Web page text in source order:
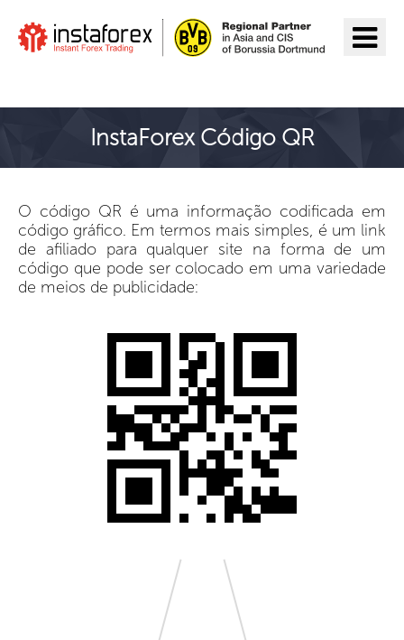
InstaForex Código QR
O código QR é uma informação codificada em
código gráfico. Em termos mais simples, é um link
de afiliado para qualquer site na forma de um
código que pode ser colocado em uma variedade
de meios de publicidade: